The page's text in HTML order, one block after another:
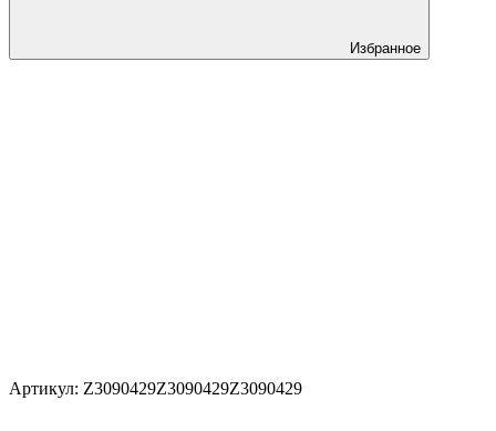
Избранное
Артикул: Z3090429Z3090429Z3090429